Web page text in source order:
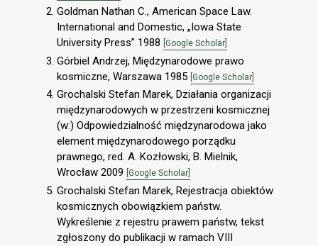
Goldman Nathan C., American Space Law.
International and Domestic, „Iowa State
University Press” 1988 [Google Scholar]
Górbiel Andrzej, Międzynarodowe prawo
kosmiczne, Warszawa 1985 [Google Scholar]
Grochalski Stefan Marek, Działania organizacji
międzynarodowych w przestrzeni kosmicznej
(w:) Odpowiedzialność międzynarodowa jako
element międzynarodowego porządku
prawnego, red. A. Kozłowski, B. Mielnik,
Wrocław 2009 [Google Scholar]
Grochalski Stefan Marek, Rejestracja obiektów
kosmicznych obowiązkiem państw.
Wykreślenie z rejestru prawem państw, tekst
zgłoszony do publikacji w ramach VIII